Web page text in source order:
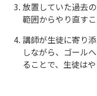
放置していた過去
範囲からやり直すこ
講師が生徒に寄り
しながら、ゴール
ることで、生徒は